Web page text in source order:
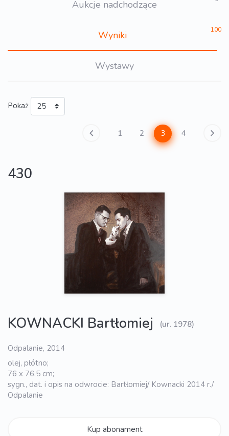
Aukcje nadchodzące
Wyniki 100
Wystawy
Pokaż
1 2 3 4
430
KOWNACKI Bartłomiej (ur. 1978)
Odpalanie, 2014
olej, płótno;
76 x 76,5 cm;
sygn., dat. i opis na odwrocie: Bartłomiej/ Kownacki 2014 r./
Odpalanie
Kup abonament